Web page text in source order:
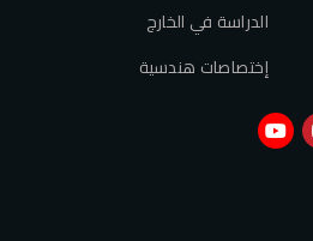
الدراسة في الخارج
إختصاصات هندسية